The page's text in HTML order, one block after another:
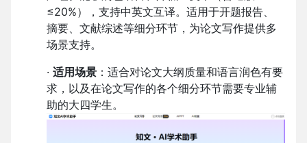
≤20%），支持中英文互译。适用于开题报告、
摘要、文献综述等细分环节，为论文写作提供多
场景支持。
· 适用场景 ：适合对论文大纲质量和语言润色有要
求，以及在论文写作的各个细分环节需要专业辅
助的大四学生。